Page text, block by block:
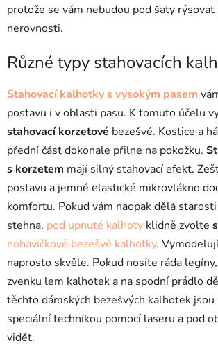
ý
u
protože se vám nebudou pod šaty rýsovat
nerovnosti.
Různé typy stahovacích
Stahovací kalhotky s vysokým pasem
postavu i v oblasti pasu. K tomuto účelu
stahovací korzetové bezešvé. Kostice a
přední část dokonale přilne na pokožku.
s korzetem mají silný stahovací efekt.
postavu a jemné elastické mikrovlákno
komfortu. Pokud vám naopak dělá
stehna, pod upnuté kalhoty klidně zvolte
nohavičkové bezešvé kalhotky.
naprosto skvěle. Pokud nosíte ráda legíny
zvenku lem kalhotek a na spodní prádlo
těchto dámských bezešvých kalhotek jsou
speciální technikou pomocí laseru a pod
vidět.